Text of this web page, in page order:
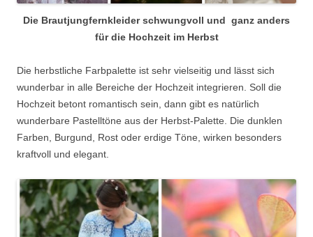
Die Brautjungfernkleider schwungvoll und ganz anders
für die Hochzeit im Herbst
Die herbstliche Farbpalette ist sehr vielseitig und lässt sich
wunderbar in alle Bereiche der Hochzeit integrieren. Soll die
Hochzeit betont romantisch sein, dann gibt es natürlich
wunderbare Pastelltöne aus der Herbst-Palette. Die dunklen
Farben, Burgund, Rost oder erdige Töne, wirken besonders
kraftvoll und elegant.